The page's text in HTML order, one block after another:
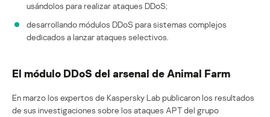
usándolos para realizar ataques DDoS;
desarrollando módulos DDoS para sistemas complejos
dedicados a lanzar ataques selectivos.
El módulo DDoS del arsenal de Animal Farm
En marzo los expertos de Kaspersky Lab publicaron los resultados
de sus investigaciones sobre los ataques APT del grupo